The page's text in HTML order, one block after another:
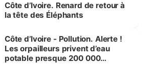
Côte d’Ivoire. Renard de retour à
la tête des Éléphants
Côte d’Ivoire - Pollution. Alerte !
Les orpailleurs privent d’eau
potable presque 200 000